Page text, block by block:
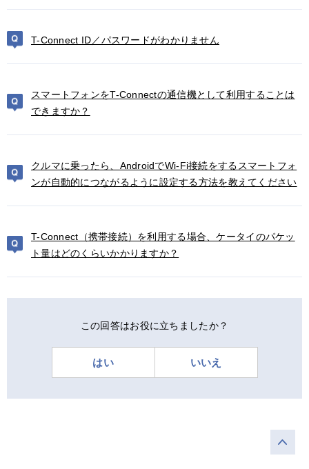
T-Connect ID／パスワードがわかりません
スマートフォンをT-Connectの通信機として利用することは
できますか？
クルマに乗ったら、AndroidでWi-Fi接続をするスマートフォ
ンが自動的につながるように設定する方法を教えてください
T-Connect（携帯接続）を利用する場合、ケータイのパケッ
ト量はどのくらいかかりますか？
この回答はお役に立ちましたか？
はい いいえ